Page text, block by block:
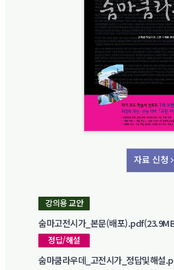
자료 신청
강의용 교안
숨마고전시가_본문(배포
정답/해설
숨마쿰라우데_고전시가_정답및해설